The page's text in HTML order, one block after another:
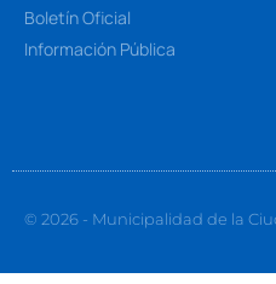
Boletín Oficial
Información Pública
© 2026 - Municipalidad de la